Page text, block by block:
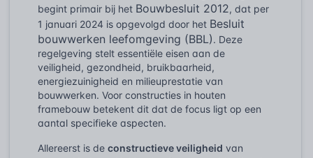
begint primair bij het Bouwbesluit 2012, dat per
1 januari 2024 is opgevolgd door het Besluit
bouwwerken leefomgeving (BBL). Deze
regelgeving stelt essentiële eisen aan de
veiligheid, gezondheid, bruikbaarheid,
energiezuinigheid en milieuprestatie van
bouwwerken. Voor constructies in houten
framebouw betekent dit dat de focus ligt op een
aantal specifieke aspecten.
Allereerst is de constructieve veiligheid van